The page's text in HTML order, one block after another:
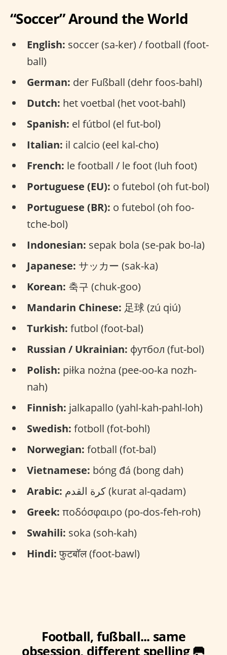
“Soccer” Around the World
English: soccer (sa-ker) / football (foot-
ball)
German: der Fußball (dehr foos-bahl)
Dutch: het voetbal (het voot-bahl)
Spanish: el fútbol (el fut-bol)
Italian: il calcio (eel kal-cho)
French: le football / le foot (luh foot)
Portuguese (EU): o futebol (oh fut-bol)
Portuguese (BR): o futebol (oh foo-
tche-bol)
Indonesian: sepak bola (se-pak bo-la)
Japanese: サッカー (sak-ka)
Korean: 축구 (chuk-goo)
Mandarin Chinese: 足球 (zú qiú)
Turkish: futbol (foot-bal)
Russian / Ukrainian: футбол (fut-bol)
Polish: piłka nożna (pee-oo-ka nozh-
nah)
Finnish: jalkapallo (yahl-kah-pahl-loh)
Swedish: fotboll (fot-bohl)
Norwegian: fotball (fot-bal)
Vietnamese: bóng đá (bong dah)
Arabic:
كرة القدم (kurat al-qadam)
Greek: ποδόσφαιρο (po-dos-feh-roh)
Swahili: soka (soh-kah)
Hindi:फुटबॉल (foot-bawl)
Football, fußball... same
obsession, different spelling 🥅